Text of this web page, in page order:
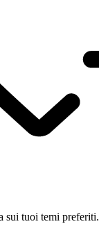
sui tuoi temi preferiti.